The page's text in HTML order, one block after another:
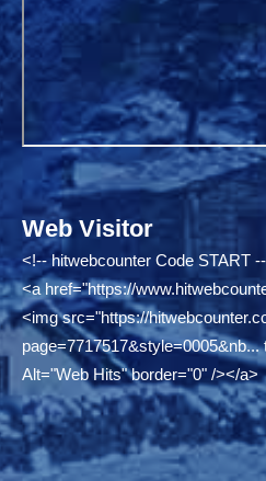
Web Visitor
<!-- hitwebcounter Code START
<a href="https://
<img src="https://
page=7717517&style=0005&nb...
Alt="Web Hits" border="0" /></a>